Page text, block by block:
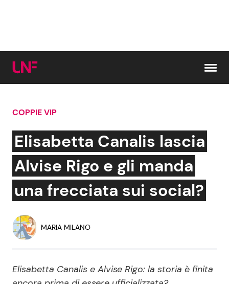
Cerca:
News e Cronaca
Attualità Italiana
Economia
Persone Scomparse
Gossip e TV
Bellezze VIP
Programmi TV
COPPIE VIP
Elisabetta Canalis lascia
Alvise Rigo e gli manda
una frecciata sui social?
MARIA MILANO
Elisabetta Canalis e Alvise Rigo: la storia è finita